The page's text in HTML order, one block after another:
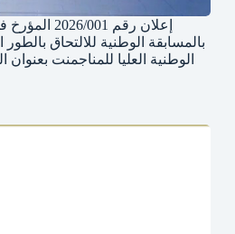
بالمسابقة الوطنية للالتحاق
الوطنية العليا للمناجمنت بعنوان السنة